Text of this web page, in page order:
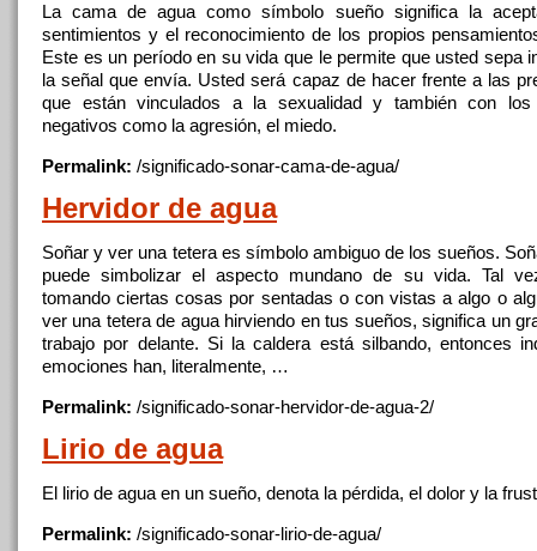
La cama deagua como símbolo sueño significa la
sentimientos yel reconocimiento de los propios
Este es un período en su vida que le permite que usted sepa
la señal que envía. Usted será capaz de hacer frente a las
que están vinculados a la sexualidad y también con los
negativos como la agresión, el miedo.
Permalink: /significado-sonar-cama-de-agua/
Hervidor de agua
Soñary ver una tetera es símbolo ambiguo de los sueños.
puede simbolizar el aspecto mundano de su vida. Tal
tomando ciertas cosas por sentadas o con vistas a algo o
ver una tetera de aguahirviendo en tus sueños, significa un
trabajo por delante. Si la caldera está silbando, entonces
emociones han, literalmente, …
Permalink: /significado-sonar-hervidor-de-agua-2/
Lirio de agua
El lirio de agua en un sueño, denota la pérdida, el dolor y la
Permalink: /significado-sonar-lirio-de-agua/